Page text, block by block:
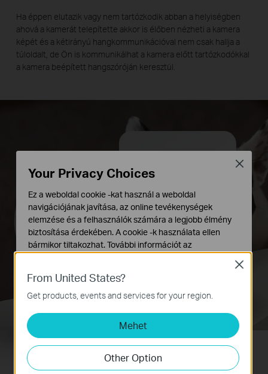
Ha éppen elutazik vagy nem tartózkodik abban a helyiségben
ahová a kamerát telepítette akkor is élőben nézheti a kamera
képét és a kétirányú hangkommunikációval nem csak hallja a
túloldalt, de Ön is kommunikálhat a kamera előtt tartózkodókkal
a kamera beépített hangszóróján keresztül.
From United States?
Get products, events and services for your region.
Mehet
Other Option
Close
Your Privacy Choices
Ez a weboldal cookie -kat használ a weboldal
navigációjának javítása, az online tevékenységek
elemzése és a felhasználók számára a legjobb élmény
biztosítása érdekében. A cookie -k használata ellen
bármikor tiltakozhat. További információt az
Alap Cookie-k
Ezek a cookie -k a webhely működéséhez szükségesek,
és nem tilthatók le a rendszereiben.
Marketing és Elemző Cookie-k
Az elemző cookie -k lehetővé teszik számunkra, hogy
elemezzük weboldalunkon végzett tevékenységeit, hogy
javítsuk és módosítsuk webhelyünk működését.
Close